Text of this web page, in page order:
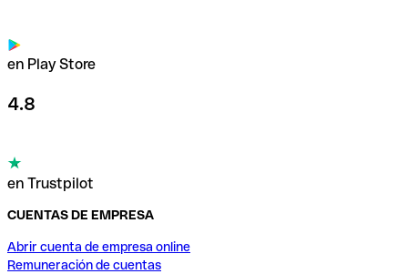
en Play Store
4.8
en Trustpilot
CUENTAS DE EMPRESA
Abrir cuenta de empresa online
Remuneración de cuentas